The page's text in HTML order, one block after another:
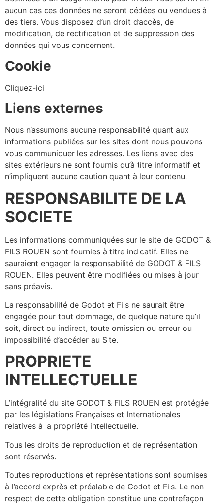
aucun cas ces données ne seront cédées ou vendues à
des tiers. Vous disposez d’un droit d’accès, de
modification, de rectification et de suppression des
données qui vous concernent.
Cookie
Cliquez-ici
Liens externes
Nous n’assumons aucune responsabilité quant aux
informations publiées sur les sites dont nous pouvons
vous communiquer les adresses. Les liens avec des
sites extérieurs ne sont fournis qu’à titre informatif et
n’impliquent aucune caution quant à leur contenu.
RESPONSABILITE DE LA
SOCIETE
Les informations communiquées sur le site de GODOT &
FILS ROUEN sont fournies à titre indicatif. Elles ne
sauraient engager la responsabilité de GODOT & FILS
ROUEN. Elles peuvent être modifiées ou mises à jour
sans préavis.
La responsabilité de Godot et Fils ne saurait être
engagée pour tout dommage, de quelque nature qu’il
soit, direct ou indirect, toute omission ou erreur ou
impossibilité d’accéder au Site.
PROPRIETE
INTELLECTUELLE
L’intégralité du site GODOT & FILS ROUEN est protégée
par les législations Françaises et Internationales
relatives à la propriété intellectuelle.
Tous les droits de reproduction et de représentation
sont réservés.
Toutes reproductions et représentations sont soumises
à l’accord exprès et préalable de Godot et Fils. Le non-
respect de cette obligation constitue une contrefaçon